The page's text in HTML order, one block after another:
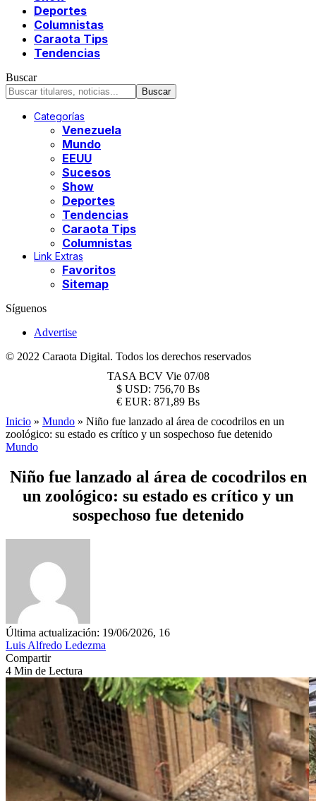
Deportes
Columnistas
Caraota Tips
Tendencias
Buscar
Categorías
Venezuela
Mundo
EEUU
Sucesos
Show
Deportes
Tendencias
Caraota Tips
Columnistas
Link Extras
Favoritos
Sitemap
Síguenos
Advertise
© 2022 Caraota Digital. Todos los derechos reservados
TASA BCV Vie 07/08
$ USD: 756,70 Bs
€ EUR: 871,89 Bs
Inicio » Mundo » Niño fue lanzado al área de cocodrilos en un
zoológico: su estado es crítico y un sospechoso fue detenido
Mundo
Niño fue lanzado al área de cocodrilos en
un zoológico: su estado es crítico y un
sospechoso fue detenido
Última actualización: 19/06/2026, 16
Luis Alfredo Ledezma
Compartir
4 Min de Lectura